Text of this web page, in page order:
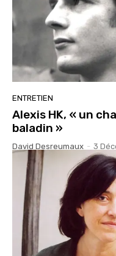
ENTRETIEN
Alexis HK, « un
baladin »
David Desreumaux - 3